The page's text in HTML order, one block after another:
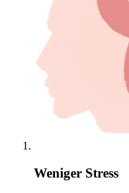
Weniger Stress